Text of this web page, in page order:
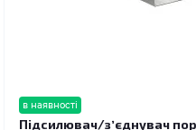
в наявності
Підсилювач/зʼєднувач